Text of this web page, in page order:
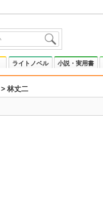
ライトノベル 小説・実用書
> 林丈二